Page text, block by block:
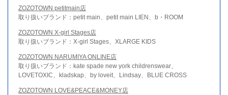
ZOZOTOWN petitmain店
取り扱いブランド：petit main、petit main LIEN、b・ROOM
ZOZOTOWN X-girl Stages店
取り扱いブランド：X-girl Stages、XLARGE KIDS
ZOZOTOWN NARUMIYA ONLINE店
取り扱いブランド：kate spade new york childrenswear、
LOVETOXIC、kladskap、by loveit、Lindsay、BLUE CROSS
ZOZOTOWN LOVE&PEACE&MONEY店